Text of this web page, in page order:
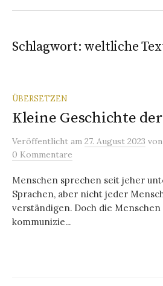
Schlagwort:weltliche
ÜBERSETZEN
Kleine Geschichte
Veröffentlicht am 27. August 2023 von
0 Kommentare
Menschen sprechen seit jeher
Sprachen, aber nicht jeder
verständigen. Doch die
kommunizie...